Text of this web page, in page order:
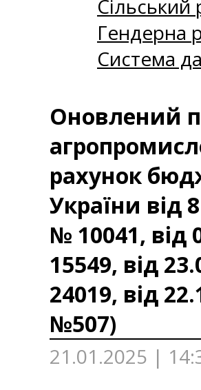
Сільський
Гендерна
Система
Оновлений
рахунок
України від
№ 10041, від
15549, від
24019, від
№507)
21.01.2025 |